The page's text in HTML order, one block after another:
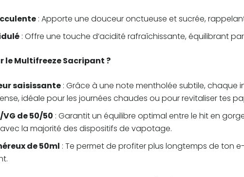
: Apporte une douceur onctueuse et sucrée,
: Offre une touche d’acidité rafraîchissante, équilibrant
le Multifreeze Sacripant ?
saisissante : Grâce à une note mentholée subtile, chaque
idéale pour les journées chaudes ou pour revitaliser tes
de 50/50 : Garantit un équilibre optimal entre le hit en
la majorité des dispositifs de vapotage.
de 50ml : Te permet de profiter plus longtemps de ton